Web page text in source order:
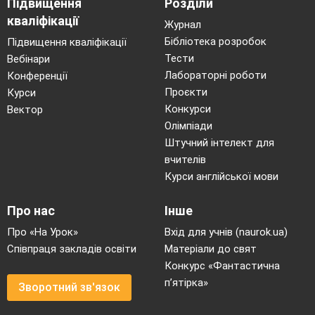
Ага! ( пише у зошиті) Сідайте.
Я оглядом задоволений,
Бо ніхто з дітей не хворий,
Всі веселі, всі здорові
І навчатися готові.
Я вам ще припас декілька
подарунків. Розгадай спочатку загадку
Ой, порізала пальчик Оленка,
І у друзів – стільки турбот,
І залити у ранку…. ( йод)
Він теж допомагає при невеличких пораненнях
побороти мікробчика
Хоч великі зуби маю,
Та нікого не кусаю.
Як мене ж хто вкусить,
кваліфікації
Підвищення кваліфікації
Вебінари
Конференції
Курси
Вектор
Журнал
Бібліотека розробок
Тести
Лабораторні роботи
Проєкти
Конкурси
Олімпіади
Штучний інтелект для
вчителів
Курси англійської мови
Про нас
Про «На Урок»
Співпраця закладів освіти
Зворотний зв'язок
Інше
Вхід для учнів (naurok.ua)
Матеріали до свят
Конкурс «Фантастична
п’ятірка»